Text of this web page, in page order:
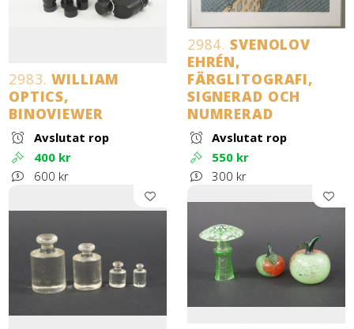
2983. WILLIAM
OPTICS,
BINOVIEWER
Avslutat rop
400 kr
600 kr
2984. SVENOLOV
EHRÉN,
FÄRGLITOGRAFI,
SIGNERAD OCH
NUMRERAD
Avslutat rop
550 kr
300 kr